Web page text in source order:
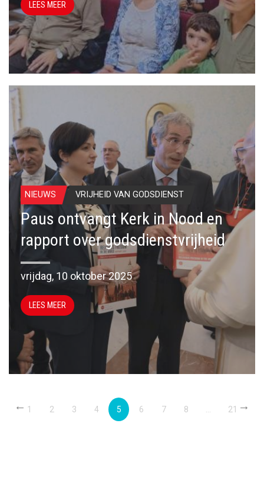
LEES MEER
NIEUWS VRIJHEID VAN GODSDIENST
Paus ontvangt Kerk in Nood en
rapport over godsdienstvrijheid
vrijdag, 10 oktober 2025
LEES MEER
← 1 2 3 4 5 6 7 8 ... 21 →